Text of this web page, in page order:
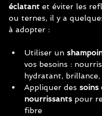
éclatant et éviter les
ou ternes, il y a
à adopter :
Utiliser un
vos besoins :
hydratant, brillance,
Appliquer des soins
nourrissants pour
fibre